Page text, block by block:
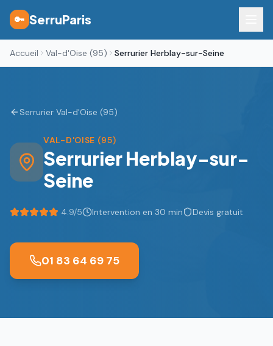
🔑 SerruParis
Accueil Val-d'Oise (95) Serrurier Herblay-sur-Seine
Serrurier Val-d'Oise (95)
VAL-D'OISE (95)
SerrurierHerblay-sur-
Seine
4.9/5 Intervention en 30 min Devis gratuit
01 83 64 69 75